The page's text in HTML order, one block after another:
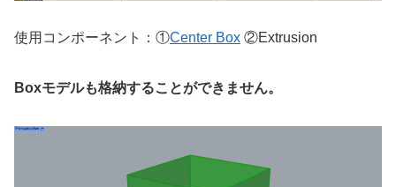
使用コンポーネント：①Center Box ②Extrusion
Boxモデルも格納することができません。